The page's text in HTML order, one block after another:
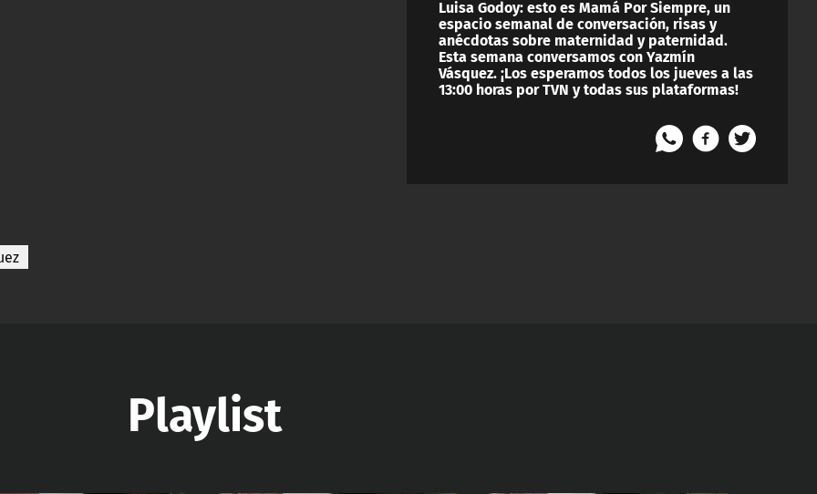
Luisa Godoy: esto es Mamá Por Siempre, un
espacio semanal de conversación, risas y
anécdotas sobre maternidad y paternidad.
Esta semana conversamos con Yazmín
Vásquez. ¡Los esperamos todos los jueves a las
13:00 horas por TVN y todas sus plataformas!
Playlist